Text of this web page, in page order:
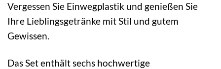
Vergessen Sie Einwegplastik und genießen Sie
Ihre Lieblingsgetränke mit Stil und gutem
Gewissen.
Das Set enthält sechs hochwertige